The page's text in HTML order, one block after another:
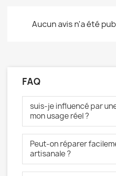
Aucun avis n'a été
FAQ
suis-je influencé par
mon usage réel ?
Peut-on réparer
artisanale ?